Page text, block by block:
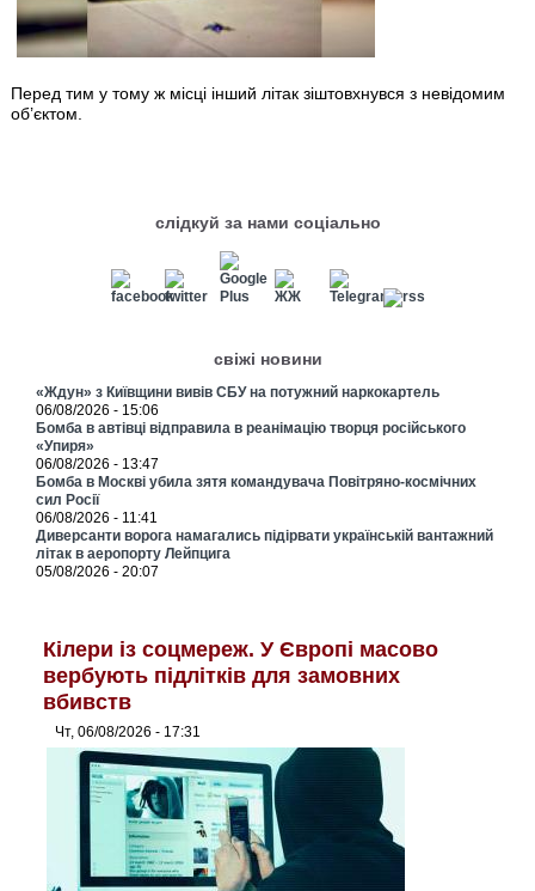
Перед тим у тому ж місці інший літак зіштовхнувся з невідомим
об’єктом.
слідкуй за нами соціально
свіжі новини
«Ждун» з Київщини вивів СБУ на потужний наркокартель
06/08/2026 - 15:06
Бомба в автівці відправила в реанімацію творця російського
«Упиря»
06/08/2026 - 13:47
Бомба в Москві убила зятя командувача Повітряно-космічних
сил Росії
06/08/2026 - 11:41
Диверсанти ворога намагались підірвати українській вантажний
літак в аеропорту Лейпцига
05/08/2026 - 20:07
Кілери із соцмереж. У Європі масово
вербують підлітків для замовних
вбивств
Чт, 06/08/2026 - 17:31